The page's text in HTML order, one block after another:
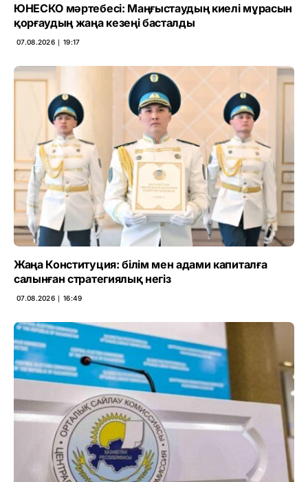
ЮНЕСКО мәртебесі: Маңғыстаудың киелі мұрасын
қорғаудың жаңа кезеңі басталды
07.08.2026 ∣ 19:17
Жаңа Конституция: білім мен адами капиталға
салынған стратегиялық негіз
07.08.2026 ∣ 16:49